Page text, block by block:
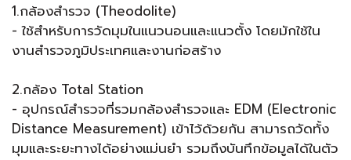
1.กล้องสำรวจ (Theodolite)
- ใช้สำหรับการวัดมุมในแนวนอนและแนวตั้ง โดยมักใช้ใน
งานสำรวจภูมิประเทศและงานก่อสร้าง
2.กล้อง Total Station
- อุปกรณ์สำรวจที่รวมกล้องสำรวจและ EDM (Electronic
Distance Measurement) เข้าไว้ด้วยกัน สามารถวัดทั้ง
มุมและระยะทางได้อย่างแม่นยำ รวมถึงบันทึกข้อมูลได้ในตัว